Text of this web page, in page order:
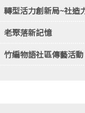
轉型活力創新局~社造
老聚落新記憶
竹編物語社區傳藝活動